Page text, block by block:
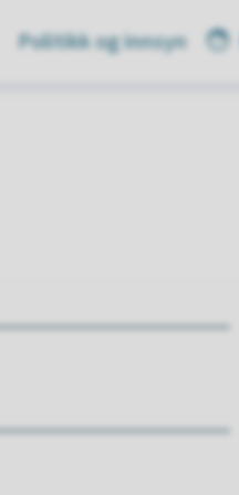
Politikk og innsyn